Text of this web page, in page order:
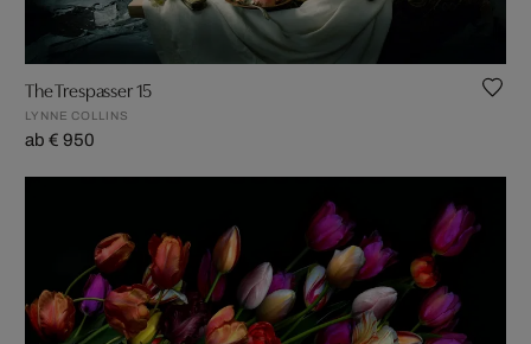
The Trespasser 15
LYNNE COLLINS
ab € 950